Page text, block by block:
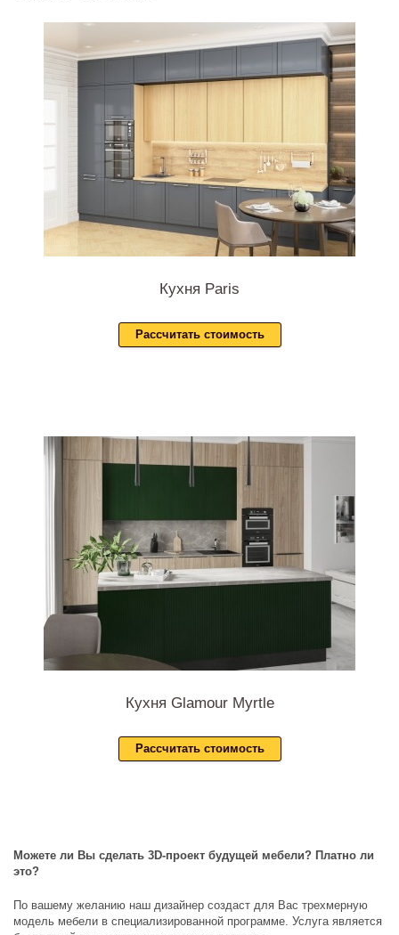
Кухня Paris
Рассчитать стоимость
Кухня Glamour Myrtle
Рассчитать стоимость
Можете ли Вы сделать 3D-проект будущей мебели? Платно ли
это?
По вашему желанию наш дизайнер создаст для Вас трехмерную
модель мебели в специализированной программе. Услуга является